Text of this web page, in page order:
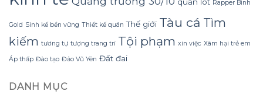
Rapper Bình
Gold Sinh kế bền vững Thiết kế quán Thế giới Tàu cá Tìm
kiếm tương tự tượng trang trí Tội phạm xin việc Xâm hại trẻ em
Áp thấp Đào tạo Đảo Vũ Yên Đất đai
DANH MỤC